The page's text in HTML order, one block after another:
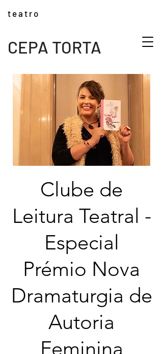
CEPA TORTA
t e a t r o
Clube de
Leitura Teatral -
Especial
Prémio Nova
Dramaturgia de
Autoria
Feminina